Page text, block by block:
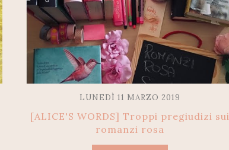
LUNEDÌ 11 MARZO 2019
[ALICE'S WORDS] Troppi pregiudizi sui
romanzi rosa